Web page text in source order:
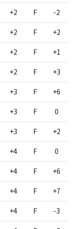
+2 F -2
+2 F +2
+2 F +1
+2 F +3
+3 F +6
+3 F 0
+3 F +2
+4 F 0
+4 F +6
+4 F +7
+4 F -3